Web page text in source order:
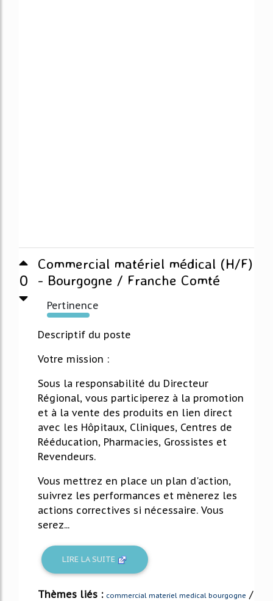
0
Commercial matériel médical (H/F)
- Bourgogne / Franche Comté
Pertinence
108%
Descriptif du poste
Votre mission :
Sous la responsabilité du Directeur
Régional, vous participerez à la promotion
et à la vente des produits en lien direct
avec les Hôpitaux, Cliniques, Centres de
Rééducation, Pharmacies, Grossistes et
Revendeurs.
Vous mettrez en place un plan d'action,
suivrez les performances et mènerez les
actions correctives si nécessaire. Vous
serez...
LIRE LA SUITE
Thèmes liés : commercial materiel medical bourgogne /